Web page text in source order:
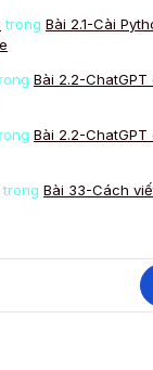
trong Bài 2.1-Cài
Bài 2.2-
Bài 2.2-
trong Bài 33-Cách